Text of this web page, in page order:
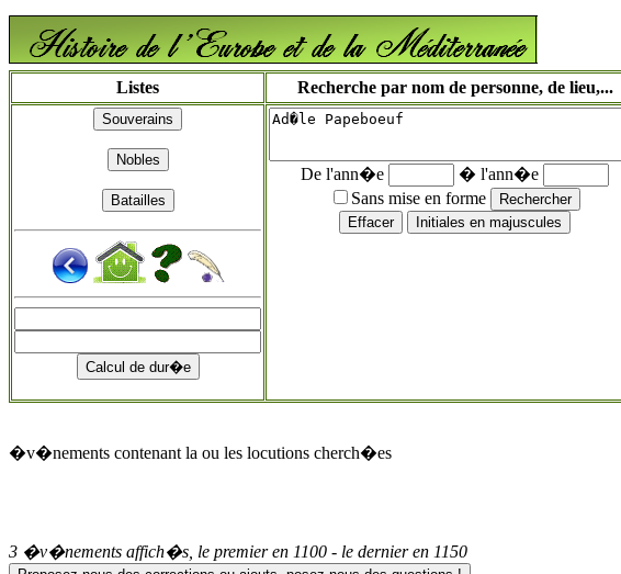
Listes Recherche par nom de personne, de lieu,...
De l'ann�e
� l'ann�e
Sans mise en forme
�v�nements contenant la ou les locutions cherch�es
3 �v�nements affich�s, le premier en 1100 - le dernier en 1150